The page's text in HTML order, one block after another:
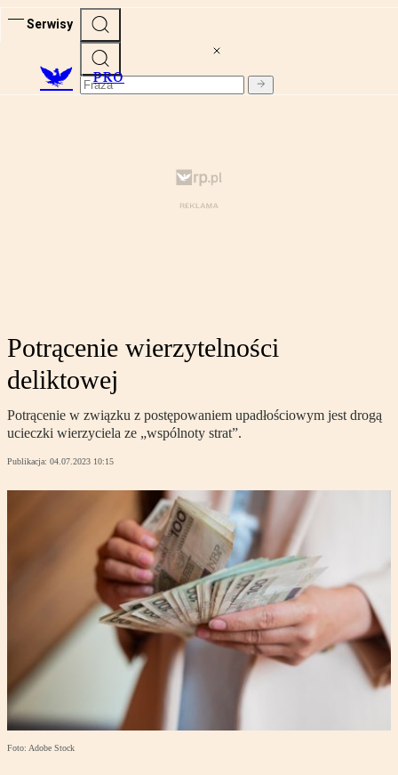
Serwisy
PRO
Potrącenie wierzytelności
deliktowej
Potrącenie w związku z postępowaniem upadłościowym jest drogą
ucieczki wierzyciela ze „wspólnoty strat”.
Publikacja: 04.07.2023 10:15
Foto: Adobe Stock